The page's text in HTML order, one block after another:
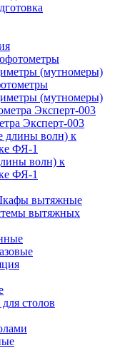
(мутномеры)
Эксперт-003
волн) к
ФЯ-1
вытяжные
вытяжных
столов